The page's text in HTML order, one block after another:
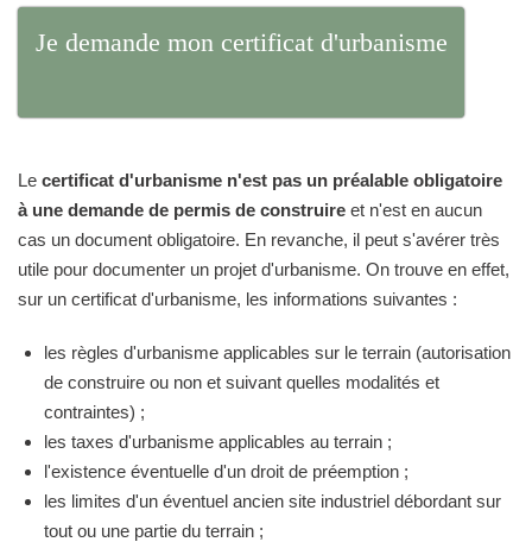
Je demande mon certificat d'urbanisme
Le certificat d'urbanisme n'est pas un préalable obligatoire
à une demande de permis de construire et n'est en aucun
cas un document obligatoire. En revanche, il peut s'avérer très
utile pour documenter un projet d'urbanisme. On trouve en effet,
sur un certificat d'urbanisme, les informations suivantes :
les règles d'urbanisme applicables sur le terrain (autorisation
de construire ou non et suivant quelles modalités et
contraintes) ;
les taxes d'urbanisme applicables au terrain ;
l'existence éventuelle d'un droit de préemption ;
les limites d'un éventuel ancien site industriel débordant sur
tout ou une partie du terrain ;